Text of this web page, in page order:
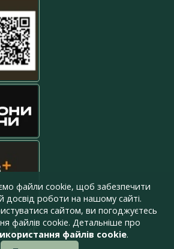
файли cookie, щоб забезпечити
роботи на нашому сайті.
сайтом, ви погоджуєтесь
файлів cookie. Детальніше про
файлів cookie.